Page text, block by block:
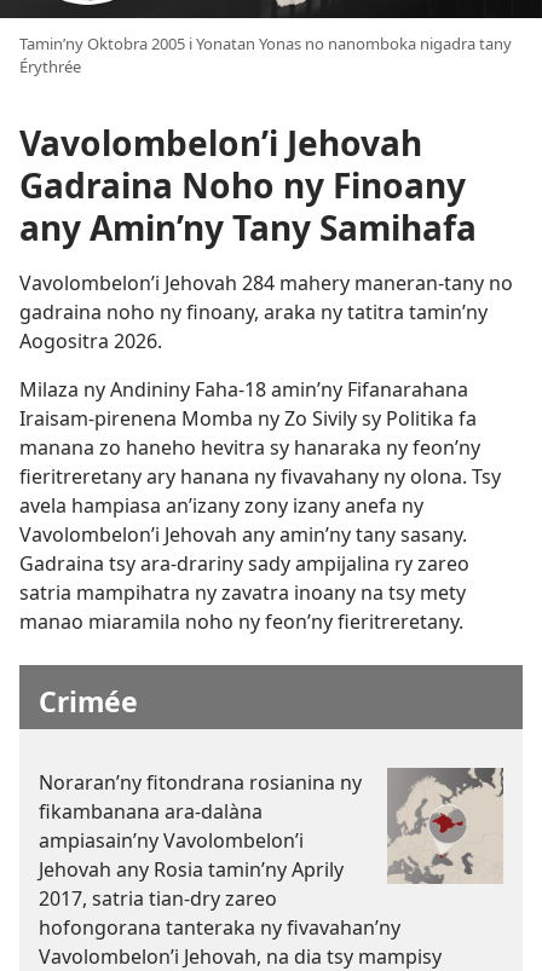
Tamin’ny Oktobra 2005 i Yonatan Yonas no nanomboka nigadra tany
Érythrée
Vavolombelon’i Jehovah
Gadraina Noho ny Finoany
any Amin’ny Tany Samihafa
Vavolombelon’i Jehovah 284 mahery maneran-tany no
gadraina noho ny finoany, araka ny tatitra tamin’ny
Aogositra 2026.
Milaza ny Andininy Faha-18 amin’ny Fifanarahana
Iraisam-pirenena Momba ny Zo Sivily sy Politika fa
manana zo haneho hevitra sy hanaraka ny feon’ny
fieritreretany ary hanana ny fivavahany ny olona. Tsy
avela hampiasa an’izany zony izany anefa ny
Vavolombelon’i Jehovah any amin’ny tany sasany.
Gadraina tsy ara-drariny sady ampijalina ry zareo
satria mampihatra ny zavatra inoany na tsy mety
manao miaramila noho ny feon’ny fieritreretany.
Crimée
Noraran’ny fitondrana rosianina ny
fikambanana ara-dalàna
ampiasain’ny Vavolombelon’i
Jehovah any Rosia tamin’ny Aprily
2017, satria tian-dry zareo
hofongorana tanteraka ny fivavahan’ny
Vavolombelon’i Jehovah, na dia tsy mampisy